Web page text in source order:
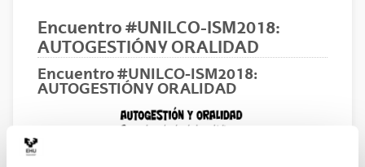
Encuentro #UNILCO-ISM2018:
AUTOGESTIÓN Y ORALIDAD
Encuentro #UNILCO-ISM2018:
AUTOGESTIÓN Y ORALIDAD